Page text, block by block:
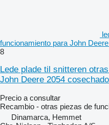
funcionamiento para John
8
Lede plade til snitteren
John Deere 2054
Precio a consultar
Recambio - otras piezas de
Dinamarca, Hemmet